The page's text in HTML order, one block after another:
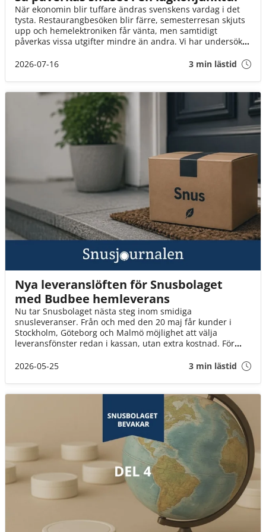
När ekonomin blir tuffare ändras svenskens vardag i det
tysta. Restaurangbesöken blir färre, semesterresan skjuts
upp och hemelektroniken får vänta, men samtidigt
påverkas vissa utgifter mindre än andra. Vi har undersökt
snuset står sig i jämförelsen.
2026-07-16 3 min lästid
Nya leveranslöften för Snusbolaget
med Budbee hemleverans
Nu tar Snusbolaget nästa steg inom smidiga
snusleveranser. Från och med den 20 maj får kunder i
Stockholm, Göteborg och Malmö möjlighet att välja
leveransfönster redan i kassan, utan extra kostnad. För
och slippa vänta hemma hela kvällen på sitt paket.
2026-05-25 3 min lästid